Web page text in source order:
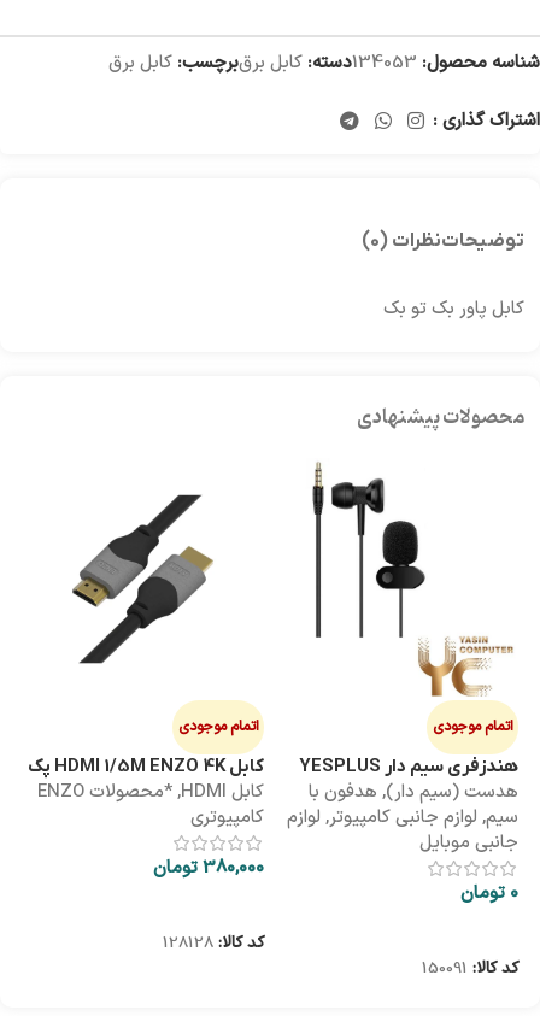
شناسه محصول: 134053دسته: کابل برقبرچسب: کابل برق
اشتراک گذاری :
توضیحاتنظرات (0)
کابل پاور بک تو بک
محصولات پیشنهادی
اتمام موجودی
هندزفری سیم دار YESPLUS
YS-113
هدست (سیم دار), هدفون با
سیم, لوازم جانبی کامپیوتر, لوازم
جانبی موبایل
0 تومان
کد کالا: 150091
اتمام موجودی
کابل HDMI 1/5M ENZO 4K پک
طلقی
کابل HDMI ,
*محصولات ENZO
کامپیوتری
380,000تومان
کد کالا:128128